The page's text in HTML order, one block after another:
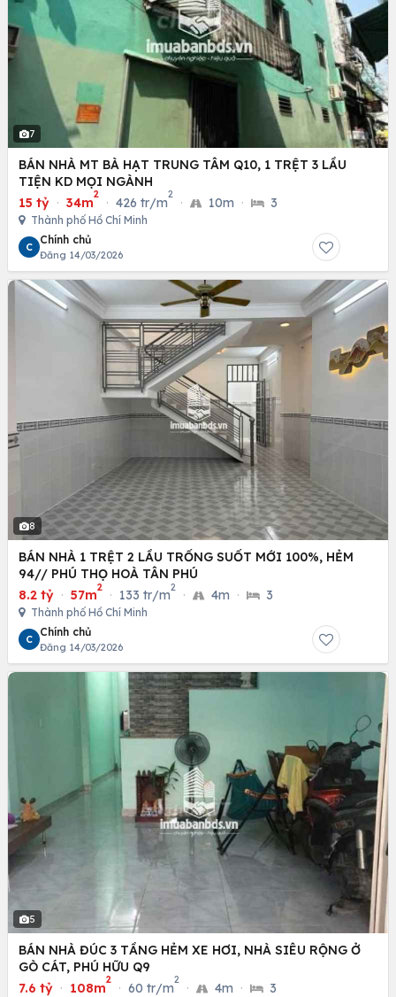
7
BÁN NHÀ MT BÀ HẠT TRUNG TÂM Q10, 1 TRỆT 3 LẦU
TIỆN KD MỌI NGÀNH
15 tỷ · 34m
2
· 426 tr/m
2
· 10m · 3
Thành phố Hồ Chí Minh
C
Chính chủ
Đăng 14/03/2026
8
BÁN NHÀ 1 TRỆT 2 LẦU TRỐNG SUỐT MỚI 100%, HẺM
94// PHÚ THỌ HOÀ TÂN PHÚ
8.2 tỷ · 57m
2
· 133 tr/m
2
· 4m · 3
Thành phố Hồ Chí Minh
C
Chính chủ
Đăng 14/03/2026
5
BÁN NHÀ ĐÚC 3 TẦNG HẺM XE HƠI, NHÀ SIÊU RỘNG Ở
GÒ CÁT, PHÚ HỮU Q9
7.6 tỷ · 108m
2
· 60 tr/m
2
· 4m · 3